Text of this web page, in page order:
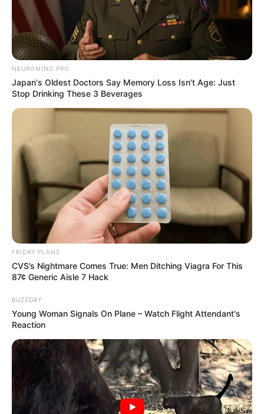
NEUROMIND PRO
Japan's Oldest Doctors Say Memory Loss Isn't Age: Just
Stop Drinking These 3 Beverages
FRIDAY PLANS
CVS’s Nightmare Comes True: Men Ditching Viagra For This
87¢ Generic Aisle 7 Hack
BUZZDAY
Young Woman Signals On Plane – Watch Flight Attendant's
Reaction